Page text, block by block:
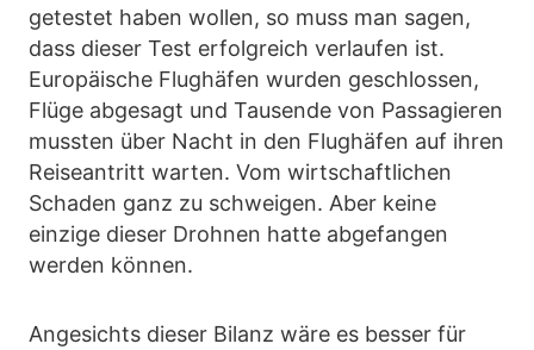
getestet haben wollen, so muss man sagen,
dass dieser Test erfolgreich verlaufen ist.
Europäische Flughäfen wurden geschlossen,
Flüge abgesagt und Tausende von Passagieren
mussten über Nacht in den Flughäfen auf ihren
Reiseantritt warten. Vom wirtschaftlichen
Schaden ganz zu schweigen. Aber keine
einzige dieser Drohnen hatte abgefangen
werden können.
Angesichts dieser Bilanz wäre es besser für